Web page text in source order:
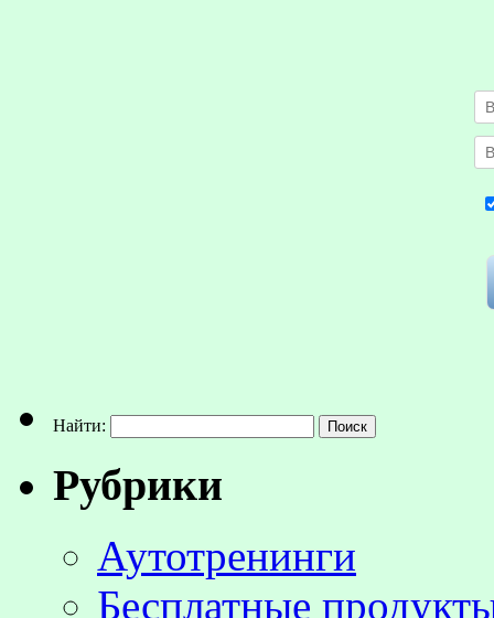
Найти:
Рубрики
Аутотренинги
Бесплатные